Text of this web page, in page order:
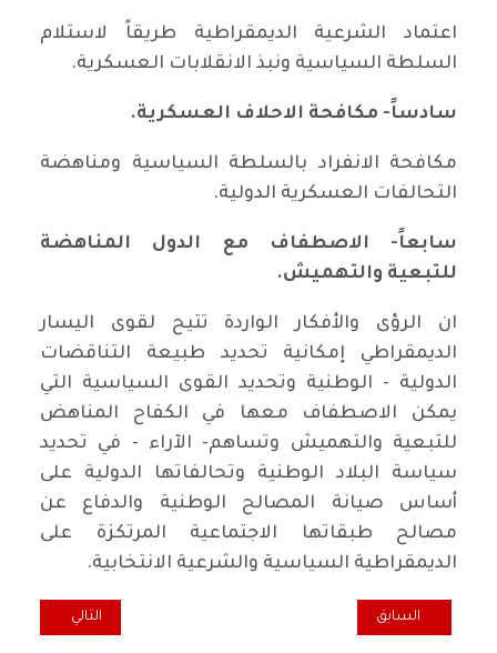
اعتماد الشرعية الديمقراطية طريقاً لاستلام
السلطة السياسية ونبذ الانقلابات العسكرية.
سادساً- مكافحة الاحلاف العسكرية.
مكافحة الانفراد بالسلطة السياسية ومناهضة
التحالفات العسكرية الدولية.
سابعاً- الاصطفاف مع الدول المناهضة
للتبعية والتهميش.
ان الرؤى والأفكار الواردة تتيح لقوى اليسار
الديمقراطي إمكانية تحديد طبيعة التناقضات
الدولية - الوطنية وتحديد القوى السياسية التي
يمكن الاصطفاف معها في الكفاح المناهض
للتبعية والتهميش وتساهم- الآراء - في تحديد
سياسة البلاد الوطنية وتحالفاتها الدولية على
أساس صيانة المصالح الوطنية والدفاع عن
مصالح طبقاتها الاجتماعية المرتكزة على
الديمقراطية السياسية والشرعية الانتخابية.
المقال السابق: الحروب الخلل الاجتماعي و تفشي جرائم العنف الجنائي
السابق المقال التالي:
التالي